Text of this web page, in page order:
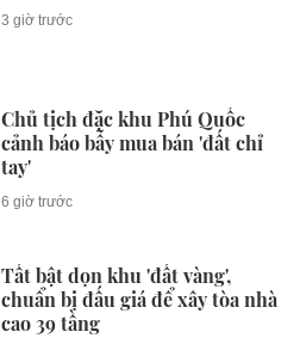
3 giờ trước
Chủ tịch đặc khu Phú Quốc
cảnh báo bẫy mua bán 'đất chỉ
tay'
6 giờ trước
Tất bật dọn khu 'đất vàng',
chuẩn bị đấu giá để xây tòa nhà
cao 39 tầng